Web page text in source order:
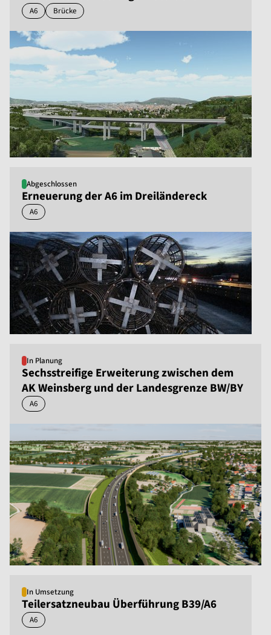
A6 Brücke
Abgeschlossen
Erneuerung der A6 im Dreiländereck
A6
In Planung
Sechsstreifige Erweiterung zwischen dem
AK Weinsberg und der Landesgrenze BW/BY
A6
In Umsetzung
Teilersatzneubau Überführung B39/A6
A6